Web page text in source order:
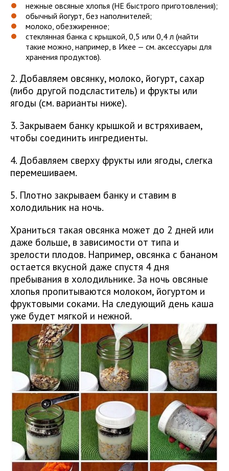
нежные овсяные хлопья (НЕ быстрого приготовления);
обычный йогурт, без наполнителей;
молоко, обезжиренное;
стеклянная банка с крышкой, 0,5 или 0,4 л (найти
такие можно, например, в Икее — см. аксессуары для
хранения продуктов).
2. Добавляем овсянку, молоко, йогурт, сахар
(либо другой подсластитель) и фрукты или
ягоды (см. варианты ниже).
3. Закрываем банку крышкой и встряхиваем,
чтобы соединить ингредиенты.
4. Добавляем сверху фрукты или ягоды, слегка
перемешиваем.
5. Плотно закрываем банку и ставим в
холодильник на ночь.
Храниться такая овсянка может до 2 дней или
даже больше, в зависимости от типа и
зрелости плодов. Например, овсянка с бананом
остается вкусной даже спустя 4 дня
пребывания в холодильнике. За ночь овсяные
хлопья пропитываются молоком, йогуртом и
фруктовыми соками. На следующий день каша
уже будет мягкой и нежной.